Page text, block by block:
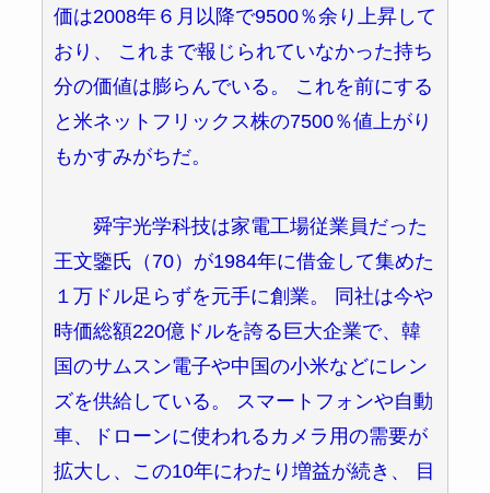
価は2008年６月以降で9500％余り上昇して
おり、 これまで報じられていなかった持ち
分の価値は膨らんでいる。 これを前にする
と米ネットフリックス株の7500％値上がり
もかすみがちだ。
舜宇光学科技は家電工場従業員だった
王文鑒氏（70）が1984年に借金して集めた
１万ドル足らずを元手に創業。 同社は今や
時価総額220億ドルを誇る巨大企業で、韓
国のサムスン電子や中国の小米などにレン
ズを供給している。 スマートフォンや自動
車、ドローンに使われるカメラ用の需要が
拡大し、この10年にわたり増益が続き、 目